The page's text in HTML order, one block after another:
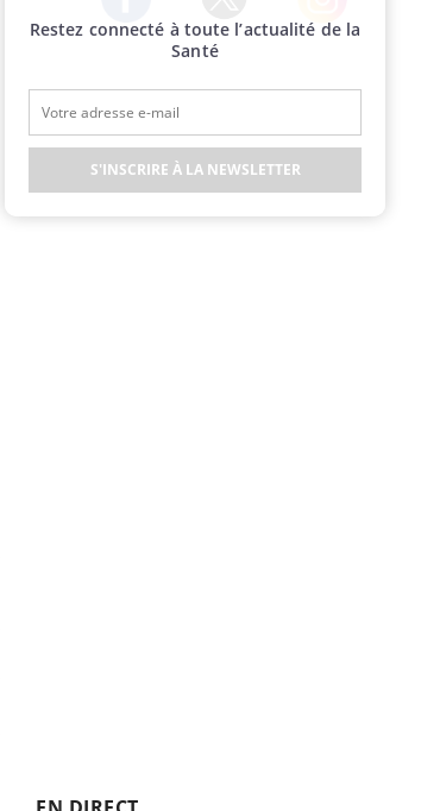
Facebook Twitter Instagram
Restez connecté à toute l’actualité de la
Santé
S'INSCRIRE À LA NEWSLETTER